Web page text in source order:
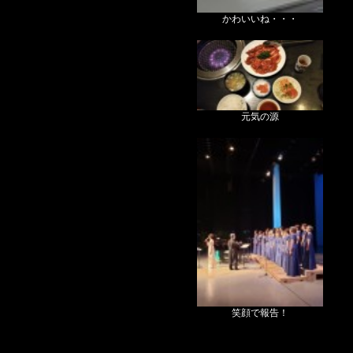
かわいいね・・・
元気の源
笑顔で報告！